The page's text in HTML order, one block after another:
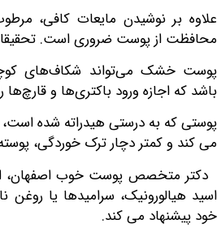
نوشیدن مایعات کافی، مرطوب
از پوست ضروری است. تحقیقات نشان
می‌تواند شکاف‌های کوچکی
ورود باکتری‌ها و قارچ‌ها را
به درستی هیدراته شده است،
کمتر دچار ترک خوردگی، پوسته
پوست خوب اصفهان، اکثراً
سرامیدها یا روغن نارگیل
می کند.